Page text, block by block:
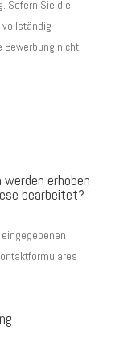
Sofern Sie die
Bewerbung nicht
erhoben
bearbeitet?